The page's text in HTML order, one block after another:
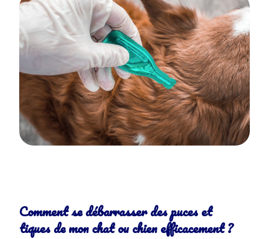
Comment se débarrasser des puces et
tiques de mon chat ou chien efficacement ?